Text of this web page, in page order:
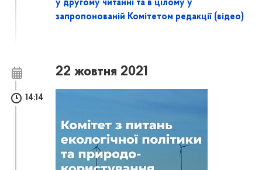
у другому читанні та в цілому у
запропонованій Комітетом редакції (відео)
22 жовтня 2021
14:14